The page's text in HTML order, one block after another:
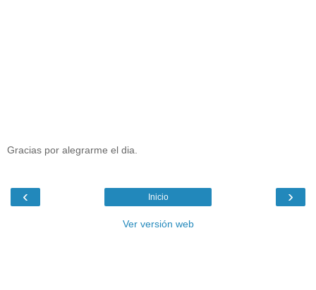
Gracias por alegrarme el dia.
‹ ›
Inicio
Ver versión web